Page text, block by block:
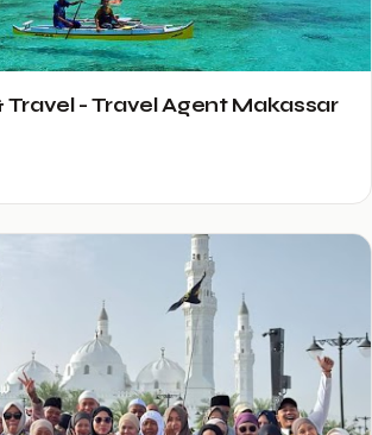
Travel - Travel Agent Makassar